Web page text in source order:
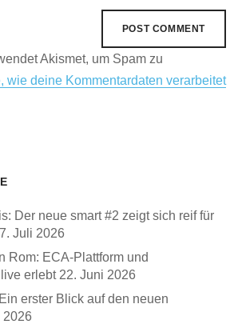
Akismet, um Spam zu
wie deine Kommentardaten verarbeitet
Der neue smart #2 zeigt sich reif für
Juli 2026
Rom: ECA-Plattform und
erlebt 22. Juni 2026
erster Blick auf den neuen
2026